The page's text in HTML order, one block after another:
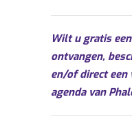
Wilt u gratis
ontvangen,
en/of direct een
agenda van